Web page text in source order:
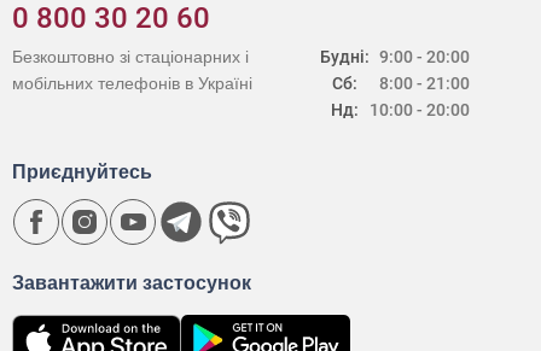
0 800 30 20 60
Будні:
Сб:
Нд:
9:00 - 20:00
8:00 - 21:00
10:00 - 20:00
Безкоштовно зі стаціонарних і
мобільних телефонів в Україні
Завантажити застосунок
Приєднуйтесь